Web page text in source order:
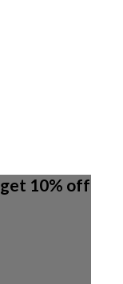
10% off